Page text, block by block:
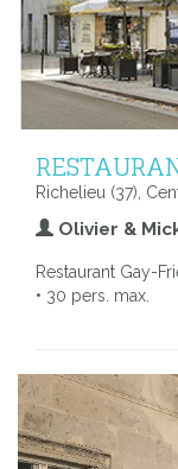
Richelieu (37),
Olivier &
Restaurant Gay-
• 30 pers. max.